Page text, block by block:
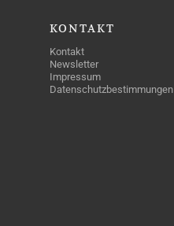
KONTAKT
Kontakt
Newsletter
Impressum
Datenschutzbestimmungen